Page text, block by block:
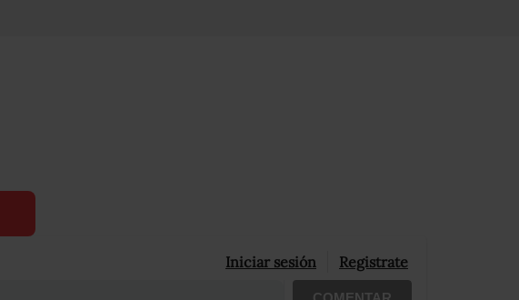
Iniciar sesión Registrate